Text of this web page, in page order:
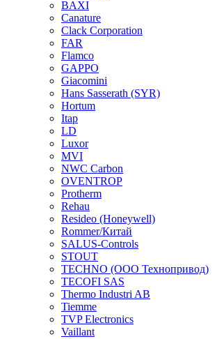
BAXI
Canature
Clack Corporation
FAR
Flamco
GAPPO
Giacomini
Hans Sasserath (SYR)
Hortum
Itap
LD
Luxor
MVI
NWC Carbon
OVENTROP
Protherm
Rehau
Resideo (Honeywell)
Rommer/Китай
SALUS-Controls
STOUT
TECHNO (ООО Технопривод)
TECOFI SAS
Thermo Industri AB
Tiemme
TVP Electronics
Vaillant